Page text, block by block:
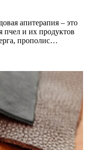
апитерапия – это
пчел и их продуктов
прополис…